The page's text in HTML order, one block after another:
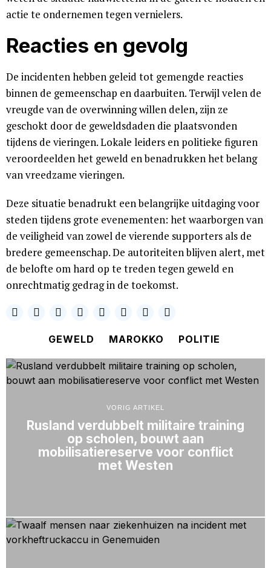
actie te ondernemen tegen vernielers.
Reacties en gevolg
De incidenten hebben geleid tot gemengde reacties
binnen de gemeenschap en daarbuiten. Terwijl velen de
vreugde van de overwinning willen delen, zijn ze
geschokt door de geweldsdaden die plaatsvonden
tijdens de vieringen. Lokale leiders en politieke figuren
veroordeelden het geweld en benadrukken het belang
van vreedzame vieringen.
Deze situatie benadrukt een belangrijke uitdaging voor
steden tijdens grote evenementen: het waarborgen van
de veiligheid van zowel de vierende supporters als de
bredere gemeenschap. De autoriteiten blijven alert, met
de belofte om hard op te treden tegen geweld en
onrechtmatig gedrag in de toekomst.
GEWELD MAROKKO POLITIE
VORIG ARTIKEL
Rusland verdubbelt militaire training
op scholen, bouwt aan
mobilisatiereserve voor conflict
met Westen